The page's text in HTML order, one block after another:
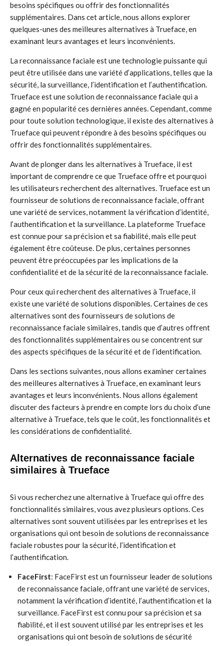
besoins spécifiques ou offrir des fonctionnalités
supplémentaires. Dans cet article, nous allons explorer
quelques-unes des meilleures alternatives à Trueface, en
examinant leurs avantages et leurs inconvénients.
La reconnaissance faciale est une technologie puissante qui
peut être utilisée dans une variété d’applications, telles que la
sécurité, la surveillance, l’identification et l’authentification.
Trueface est une solution de reconnaissance faciale qui a
gagné en popularité ces dernières années. Cependant, comme
pour toute solution technologique, il existe des alternatives à
Trueface qui peuvent répondre à des besoins spécifiques ou
offrir des fonctionnalités supplémentaires.
Avant de plonger dans les alternatives à Trueface, il est
important de comprendre ce que Trueface offre et pourquoi
les utilisateurs recherchent des alternatives. Trueface est un
fournisseur de solutions de reconnaissance faciale, offrant
une variété de services, notamment la vérification d’identité,
l’authentification et la surveillance. La plateforme Trueface
est connue pour sa précision et sa fiabilité, mais elle peut
également être coûteuse. De plus, certaines personnes
peuvent être préoccupées par les implications de la
confidentialité et de la sécurité de la reconnaissance faciale.
Pour ceux qui recherchent des alternatives à Trueface, il
existe une variété de solutions disponibles. Certaines de ces
alternatives sont des fournisseurs de solutions de
reconnaissance faciale similaires, tandis que d’autres offrent
des fonctionnalités supplémentaires ou se concentrent sur
des aspects spécifiques de la sécurité et de l’identification.
Dans les sections suivantes, nous allons examiner certaines
des meilleures alternatives à Trueface, en examinant leurs
avantages et leurs inconvénients. Nous allons également
discuter des facteurs à prendre en compte lors du choix d’une
alternative à Trueface, tels que le coût, les fonctionnalités et
les considérations de confidentialité.
Alternatives de reconnaissance faciale
similaires à Trueface
Si vous recherchez une alternative à Trueface qui offre des
fonctionnalités similaires, vous avez plusieurs options. Ces
alternatives sont souvent utilisées par les entreprises et les
organisations qui ont besoin de solutions de reconnaissance
faciale robustes pour la sécurité, l’identification et
l’authentification.
FaceFirst: FaceFirst est un fournisseur leader de solutions
de reconnaissance faciale, offrant une variété de services,
notamment la vérification d’identité, l’authentification et la
surveillance. FaceFirst est connu pour sa précision et sa
fiabilité, et il est souvent utilisé par les entreprises et les
organisations qui ont besoin de solutions de sécurité